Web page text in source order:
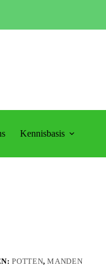
Kennisbasis
POTTEN,MANDEN